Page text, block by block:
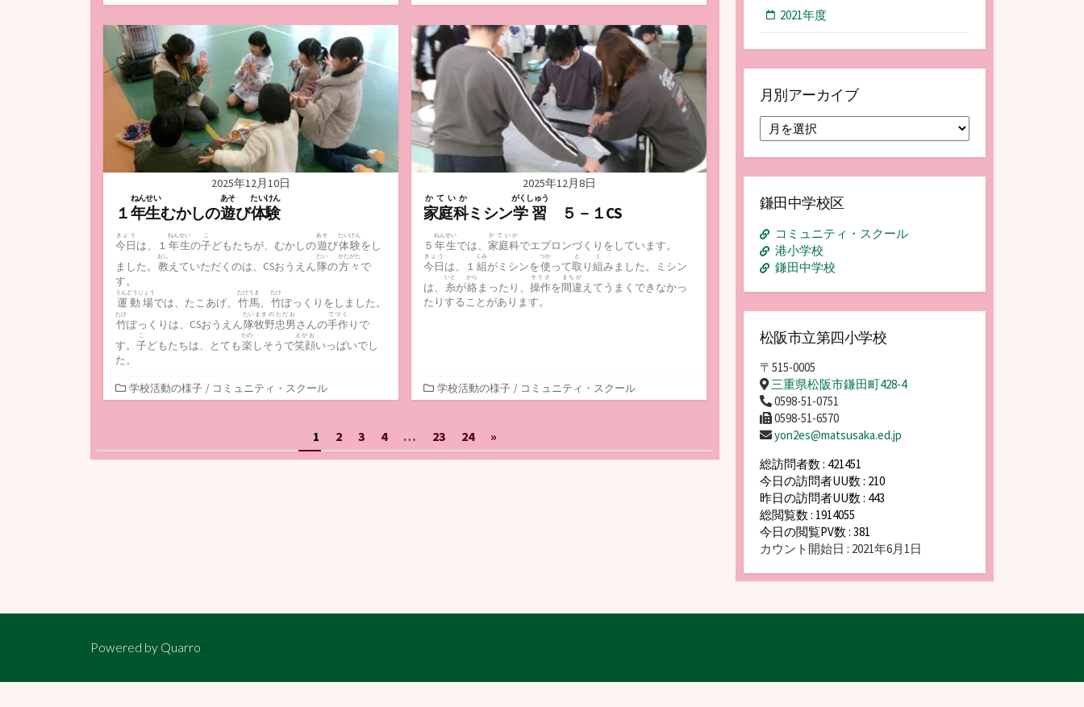
テ
ゴ
リ
ー
テ
ゴ
リ
ー
2025年12月10日
１年生
ねんせい
むかしの遊
あそ
び体験
たいけん
今日
きょう
は、１ 年生
ねんせい
の子
こ
どもたちが、むかしの遊
あそ
び体験
たいけん
をし
ました。 教
おし
えていただくのは、CSおうえん隊
たい
の方々
かたがた
で
す。
運動場
うんどうじょう
では、たこあげ、 竹馬
たけうま
、 竹
たけ
ぽっくりをしました。
竹
たけ
ぽっくりは、CSおうえん隊
たい
牧野忠男
まきのただお
さんの手作
てづく
りで
す。 子
こ
どもたちは、とても楽
たの
しそうで笑顔
えがお
いっぱいでし
た。
カ
テ
ー
学校活動の様子 / コミュニティ・スクール
2025年12月8日
家庭科
かていか
ミシン学習
がくしゅう
５－１CS
５ 年生
ねんせい
では、 家庭科
かていか
でエプロンづくりをしています。
今日
きょう
は、１ 組
くみ
がミシンを使
つか
って取
と
り組
く
みました。ミシン
は、
糸
いと
が絡
から
まったり、 操作
そうさ
を間違
まちが
えてうまくできなかっ
たりすることがあります。
カ
テ
リ
ー
学校活動の様子 / コミュニティ・スクール
稿
ン
1 2 3 4 … 23 24 »
2021年度
月別アーカイブ
別
ア
ー
イ
ブ
鎌田中学校区
コミュニティ・スクール
港小学校
鎌田中学校
松阪市立第四小学校
〒515-0005
三重県松阪市鎌田町428-4
0598-51-0751
0598-51-6570
yon2es@matsusaka.ed.jp
総訪問者数 : 421451
今日の訪問者UU数 : 210
昨日の訪問者UU数 : 443
総閲覧数 : 1914055
今日の閲覧PV数 : 381
カウント開始日 : 2021年6月1日
Powered by Quarro